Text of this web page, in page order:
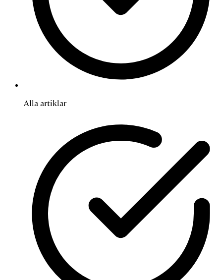
Alla artiklar